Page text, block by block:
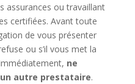
assurances ou travaillant
certifiées. Avant toute
de vous présenter
ou s’il vous met la
ne
autre prestataire.